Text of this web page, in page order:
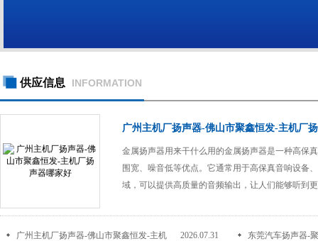
供应信息 INFORMATION
广州主机厂扬声器-佛山市聚鑫恒发-主机厂
金属扬声器用来干什么用的金属扬声器是一种高保
围宽、噪音低等优点。它通常用于高保真音响设备
域，可以提供高质量的音频输出，让人们能够听到
2026.07.31
广州主机厂扬声器-佛山市聚鑫恒发-主机
东莞汽车扬声器-